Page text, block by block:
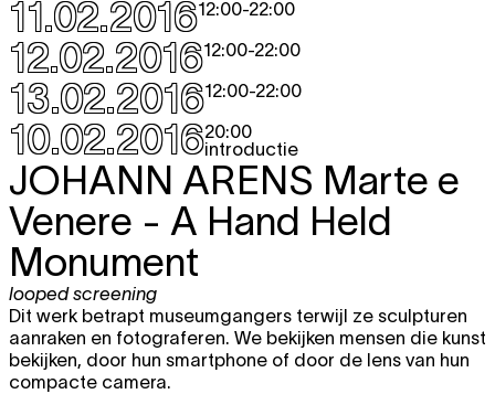
11.02.201612:00-22:00
12.02.201612:00-22:00
13.02.201612:00-22:00
10.02.201620:00
introductie
JOHANN ARENS Marte e
Venere - A Hand Held
Monument
looped screening
Dit werk betrapt museumgangers terwijl ze sculpturen
aanraken en fotograferen. We bekijken mensen die kunst
bekijken, door hun smartphone of door de lens van hun
compacte camera.